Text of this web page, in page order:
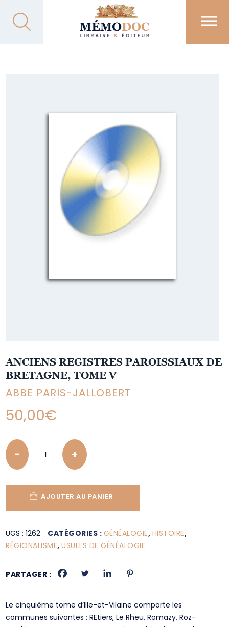
ANCIENS REGISTRES PAROISSIAUX DE
BRETAGNE, TOME V
ABBE PARIS-JALLOBERT
50,00€
Quantity
AJOUTER AU PANIER
UGS :1262 CATÉGORIES : GÉNÉALOGIE, HISTOIRE,
RÉGIONALISME,USUELS DE GÉNÉALOGIE
PARTAGER :
Le cinquième tome d’Ille-et-Vilaine comporte les
communes suivantes : REtiers, Le Rheu, Romazy, Roz-